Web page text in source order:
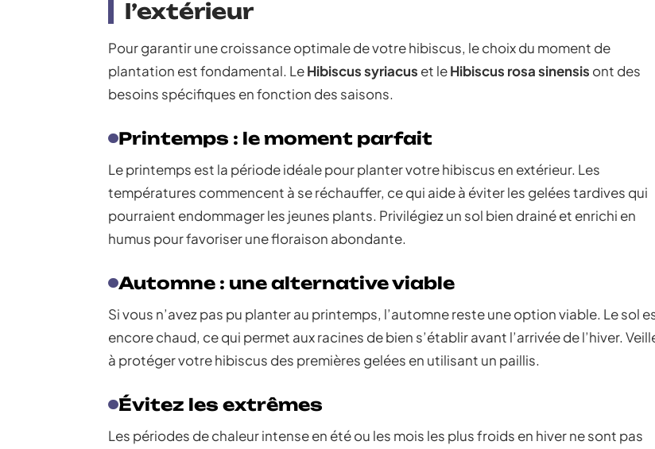
l’extérieur
Pour garantir une croissance optimale de votre hibiscus, le choix du moment de
plantation est fondamental. LeHibiscus syriacus et leHibiscus rosa sinensis ont des
besoins spécifiques en fonction des saisons.
Printemps : le moment parfait
Le printemps est la période idéale pour planter votre hibiscus en extérieur. Les
températures commencent à se réchauffer, ce qui aide à éviter les gelées tardives qui
pourraient endommager les jeunes plants. Privilégiez un sol bien drainé et enrichi en
humus pour favoriser une floraison abondante.
Automne : une alternative viable
Si vous n’avez pas pu planter au printemps, l’automne reste une option viable. Le sol
encore chaud, ce qui permet aux racines de bien s’établir avant l’arrivée de l’hiver.
à protéger votre hibiscus des premières gelées en utilisant un paillis.
Évitez les extrêmes
Les périodes de chaleur intense en été ou les mois les plus froids en hiver ne sont pas